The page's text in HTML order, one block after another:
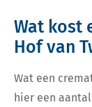
Wat kost
Hof van
Wat een
hier een